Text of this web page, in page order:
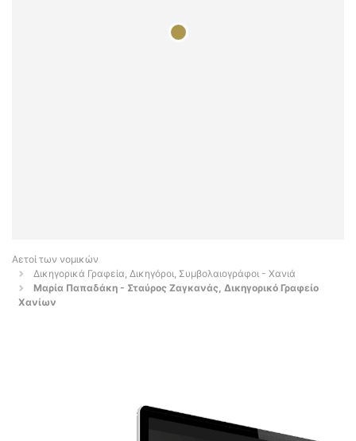
Αετοί των νομικών
Δικηγορικά Γραφεία, Δικηγόροι, Συμβολαιογράφοι - Χανιά
Μαρία Παπαδάκη - Σταύρος Ζαγκανάς, Δικηγορικό Γραφείο
Χανίων